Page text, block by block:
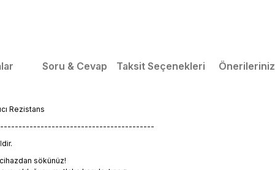
Soru & Cevap Taksit Seçenekleri Önerileriniz
Rezistans
sökünüz!